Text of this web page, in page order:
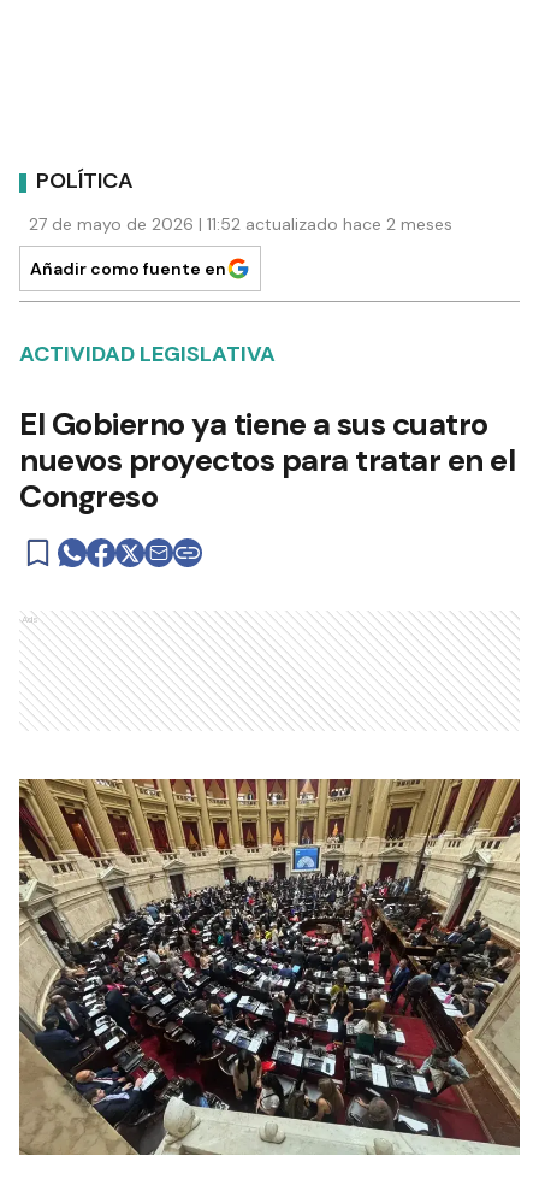
POLÍTICA
27 de mayo de 2026 | 11:52 actualizado hace 2 meses
Añadir como fuente en
ACTIVIDAD LEGISLATIVA
El Gobierno ya tiene a sus cuatro
nuevos proyectos para tratar en el
Congreso
Ads